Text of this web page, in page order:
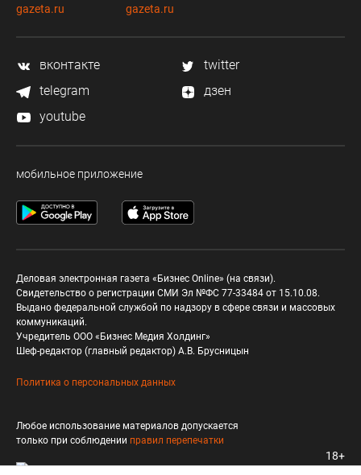
gazeta.ru
gazeta.ru
вконтакте
twitter
telegram
дзен
youtube
мобильное приложение
Деловая электронная газета «Бизнес Online» (на связи).
Свидетельство о регистрации СМИ Эл №ФС 77-33484 от 15.10.08.
Выдано федеральной службой по надзору в сфере связи и массовых
коммуникаций.
Учредитель ООО «Бизнес Медия Холдинг»
Шеф-редактор (главный редактор) А.В. Брусницын
Политика о персональных данных
Любое использование материалов допускается
только при соблюдении правил перепечатки
18+